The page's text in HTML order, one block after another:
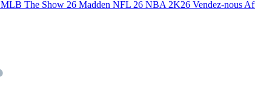
MLB The Show 26 Madden NFL 26 NBA 2K26 Vendez-nous